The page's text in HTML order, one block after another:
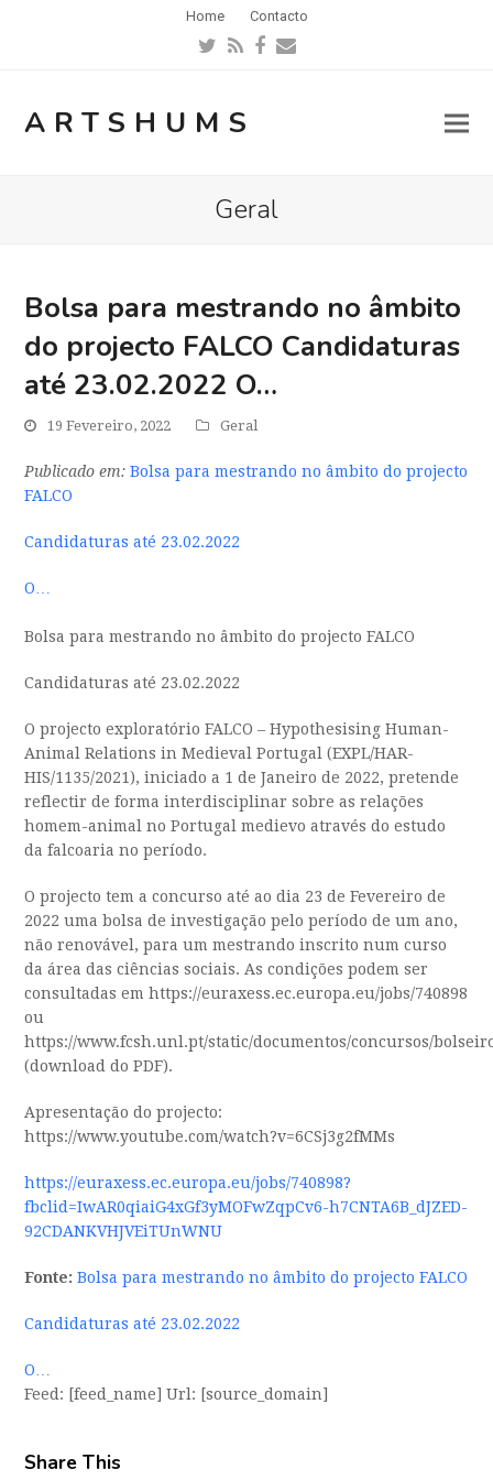
Home Contacto
Twitter
RSSFacebook
Email
ARTSHUMS
Geral
Bolsa para mestrando no âmbito
do projecto FALCO Candidaturas
até 23.02.2022 O…
19 Fevereiro, 2022 Geral
Publicado em: Bolsa para mestrando no âmbito do projecto
FALCO
Candidaturas até 23.02.2022
O…
Bolsa para mestrando no âmbito do projecto FALCO
Candidaturas até 23.02.2022
O projecto exploratório FALCO – Hypothesising Human-
Animal Relations in Medieval Portugal (EXPL/HAR-
HIS/1135/2021), iniciado a 1 de Janeiro de 2022, pretende
reflectir de forma interdisciplinar sobre as relações
homem-animal no Portugal medievo através do estudo
da falcoaria no período.
O projecto tem a concurso até ao dia 23 de Fevereiro de
2022 uma bolsa de investigação pelo período de um ano,
não renovável, para um mestrando inscrito num curso
da área das ciências sociais. As condições podem ser
consultadas em https://euraxess.ec.europa.eu/jobs/740898
ou
https://www.fcsh.unl.pt/static/documentos/concursos/
(download do PDF).
Apresentação do projecto:
https://www.youtube.com/watch?v=6CSj3g2fMMs
https://euraxess.ec.europa.eu/jobs/740898?
fbclid=IwAR0qiaiG4xGf3yMOFwZqpCv6-h7CNTA6B_dJZED-
92CDANKVHJVEiTUnWNU
Fonte: Bolsa para mestrando no âmbito do projecto FALCO
Candidaturas até 23.02.2022
O…
Feed: [feed_name] Url: [source_domain]
Share This